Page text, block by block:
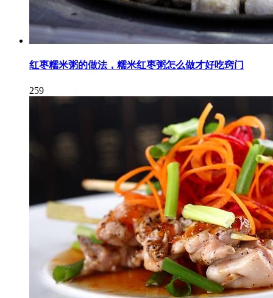
红枣糯米粥的做法，糯米红枣粥怎么做才好吃窍门
259